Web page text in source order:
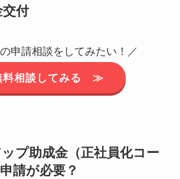
付
申請相談をしてみたい！／
料相談してみる ≫
ップ助成金（正社員化コー
請が必要？